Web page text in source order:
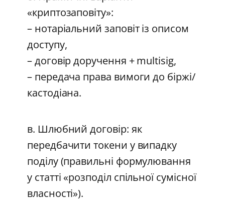
«криптозаповіту»:
– нотаріальний заповіт із описом
доступу,
– договір доручення + multisig,
– передача права вимоги до біржі/
кастодіана.
в. Шлюбний договір: як
передбачити токени у випадку
поділу (правильні формулювання
у статті «розподіл спільної сумісної
власності»).